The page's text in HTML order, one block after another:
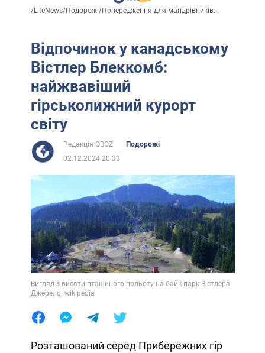
/LiteNews/Подорожі/Попередження для мандрівників...
Відпочинок у канадському
Вістлер Блеккомб:
найжвавіший
гірськолижний курорт
світу
Редакція OBOZ
Подорожі
02.12.2024 20:33
Вигляд з висоти пташиного польоту на байк-парк Вістлера.
Джерело: wikipedia
Розташований серед Прибережних гір